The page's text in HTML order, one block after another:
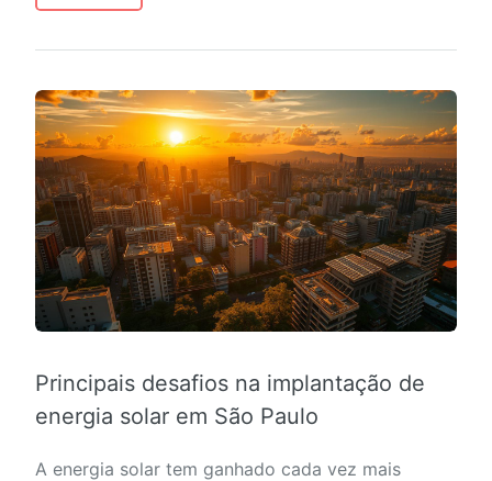
Principais desafios na implantação de
energia solar em São Paulo
A energia solar tem ganhado cada vez mais